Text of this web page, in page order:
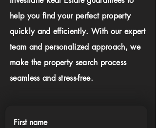
help you find your perfect property
quickly and efficiently. With our expert
team and personalized approach, we
make the property search process
seamless and stress-free.
First name